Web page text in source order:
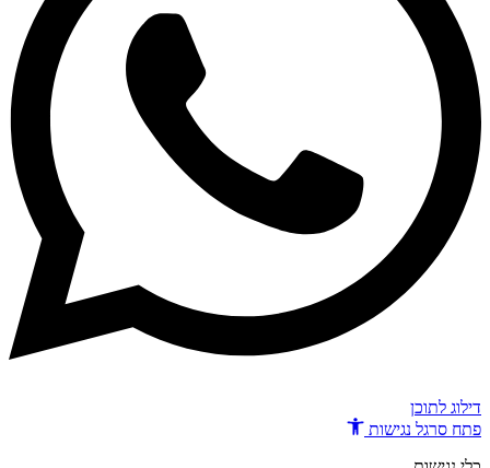
דילוג לתוכן
פתח סרגל נגישות